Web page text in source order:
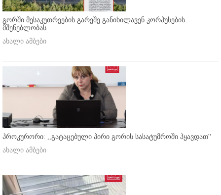
გორში მესაკუთრეების გარეშე განიხილავენ კორპუსების
მშენებლობას
ახალი ამბები
პროკურორი: ,,გატაცებული პირი გორის სასატუმროში ჰყავდათ''
ახალი ამბები